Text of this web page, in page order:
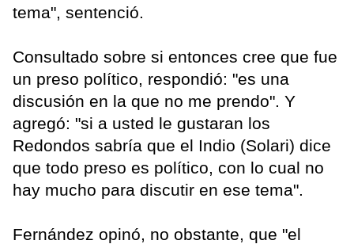
tema", sentenció.
Consultado sobre si entonces cree que fue
un preso político, respondió: "es una
discusión en la que no me prendo". Y
agregó: "si a usted le gustaran los
Redondos sabría que el Indio (Solari) dice
que todo preso es político, con lo cual no
hay mucho para discutir en ese tema".
Fernández opinó, no obstante, que "el